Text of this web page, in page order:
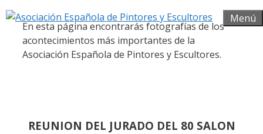
Menú
En esta página encontrarás fotografías de los
acontecimientos más importantes de la
Asociación Española de Pintores y Escultores.
REUNION DEL JURADO DEL 80 SALON